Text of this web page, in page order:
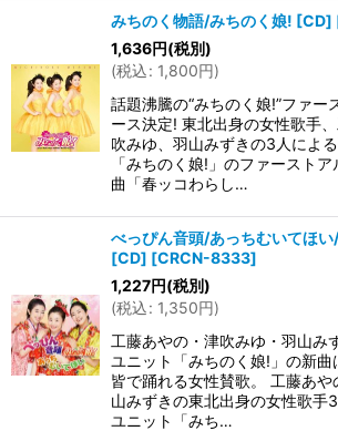
みちのく物語/みちのく娘! [CD]
1,636円(税別)
(税込: 1,800円)
話題沸騰の“みちのく娘!”ファー
ース決定! 東北出身の女性歌手
吹みゆ、羽山みずきの3人によ
「みちのく娘!」のファースト
曲「春ッコわらし…
べっぴん音頭/あっちむいてほ
[CD] [CRCN-8333]
1,227円(税別)
(税込: 1,350円)
工藤あやの・津吹みゆ・羽山み
ユニット「みちのく娘!」の新曲
皆で踊れる女性賛歌。 工藤あや
山みずきの東北出身の女性歌手
ユニット「みち…